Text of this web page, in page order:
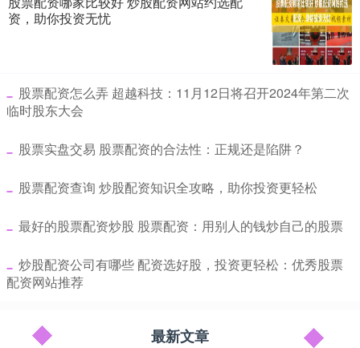
资，助你投资无忧
​股票配资怎么弄 超越科技：11月12日将召开2024年第二次
临时股东大会
​股票实盘交易 股票配资的合法性：正规还是陷阱？
​股票配资查询 炒股配资知识全攻略，助你投资更轻松
​最好的股票配资炒股 股票配资：用别人的钱炒自己的股票
​炒股配资公司有哪些 配资选好股，投资更轻松：优秀股票
配资网站推荐
最新文章